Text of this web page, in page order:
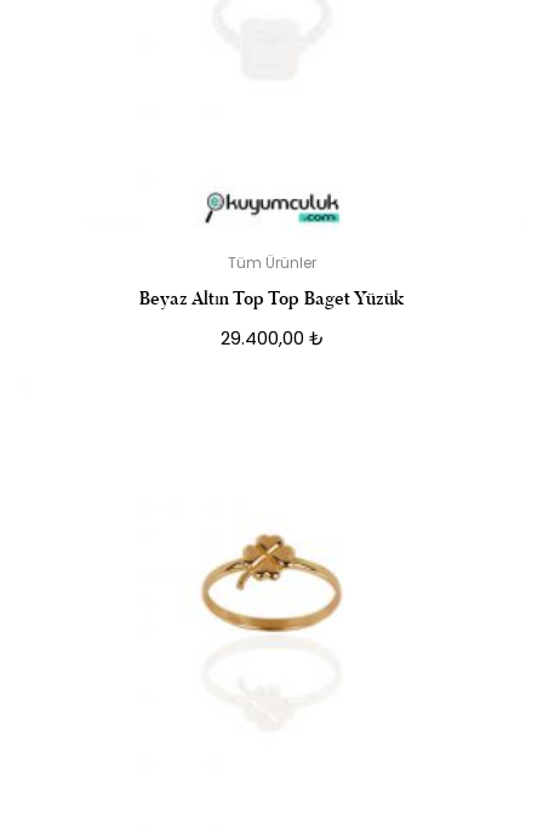
Tüm Ürünler
Beyaz Altın Top Top Baget Yüzük
29.400,00 ₺